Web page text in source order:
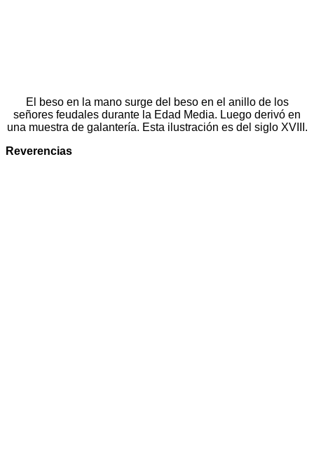
El beso en la mano surge del beso en el anillo de los
señores feudales durante la Edad Media. Luego derivó en
una muestra de galantería. Esta ilustración es del siglo XVIII.
Reverencias